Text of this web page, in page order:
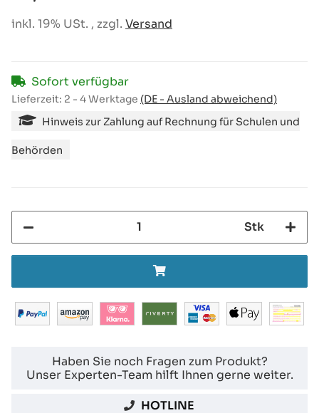
inkl. 19% USt. , zzgl. Versand
Sofort verfügbar
Lieferzeit: 2 - 4 Werktage (DE - Ausland abweichend)
Hinweis zur Zahlung auf Rechnung für Schulen und
Behörden
Stk
Haben Sie noch Fragen zum Produkt?
Unser Experten-Team hilft Ihnen gerne weiter.
HOTLINE